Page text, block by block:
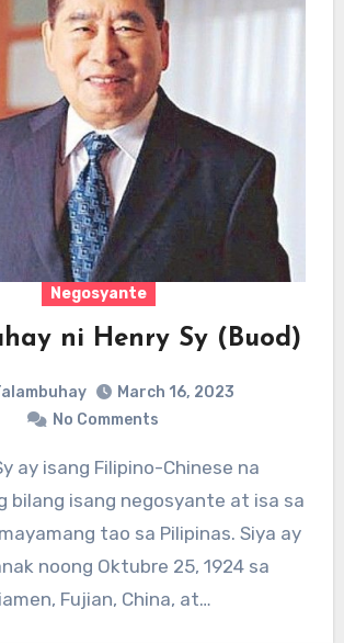
Negosyante
ni Henry Sy (Buod)
March 16, 2023
No Comments
bilang isang negosyante at isa sa
tao sa Pilipinas. Siya ay
noong Oktubre 25, 1924 sa
Fujian, China, at…